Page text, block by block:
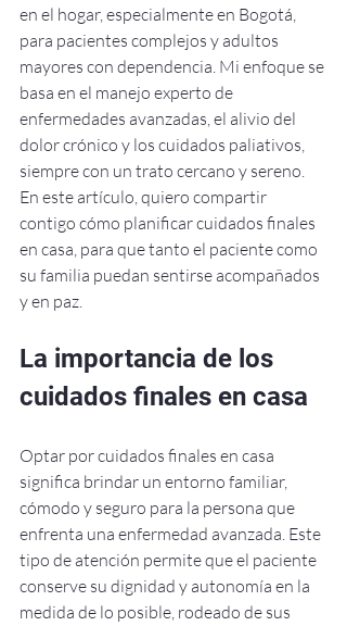
en el hogar, especialmente en Bogotá,
para pacientes complejos y adultos
mayores con dependencia. Mi enfoque se
basa en el manejo experto de
enfermedades avanzadas, el alivio del
dolor crónico y los cuidados paliativos,
siempre con un trato cercano y sereno.
En este artículo, quiero compartir
contigo cómo planificar cuidados finales
en casa, para que tanto el paciente como
su familia puedan sentirse acompañados
y en paz.
La importancia de los
cuidados finales en casa
Optar por cuidados finales en casa
significa brindar un entorno familiar,
cómodo y seguro para la persona que
enfrenta una enfermedad avanzada. Este
tipo de atención permite que el paciente
conserve su dignidad y autonomía en la
medida de lo posible, rodeado de sus